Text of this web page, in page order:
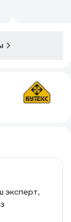
эксперт,